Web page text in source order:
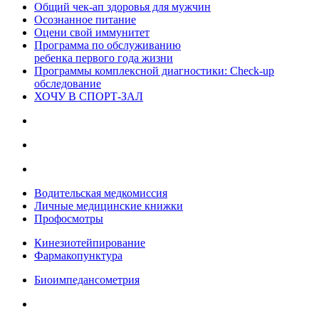
Общий чек-ап здоровья для мужчин
Осознанное питание
Оцени свой иммунитет
Программа по обслуживанию
ребенка первого года жизни
Программы комплексной диагностики: Check-up
обследование
ХОЧУ В CПОРТ-ЗАЛ
Водительская медкомиссия
Личные медицинские книжки
Профосмотры
Кинезиотейпирование
Фармакопунктура
Биоимпедансометрия